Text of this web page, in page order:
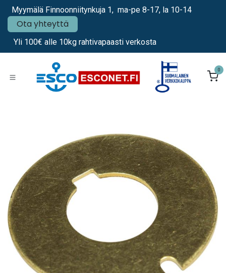
Siirry sisältöön
Myymälä Finnoonniitynkuja 1, ma-pe 8-17, la 10-14
Ota yhteyttä
Yli 100€ alle 10kg rahtivapaasti verkosta
0